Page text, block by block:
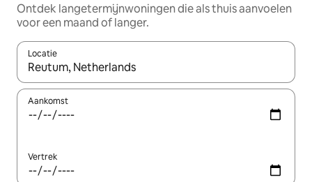
Ontdek langetermijnwoningen die als thuis aanvoelen
voor een maand of langer.
Locatie
Wanneer er resultaten beschikbaar zijn, maak je een keuze
Aankomst
Vertrek